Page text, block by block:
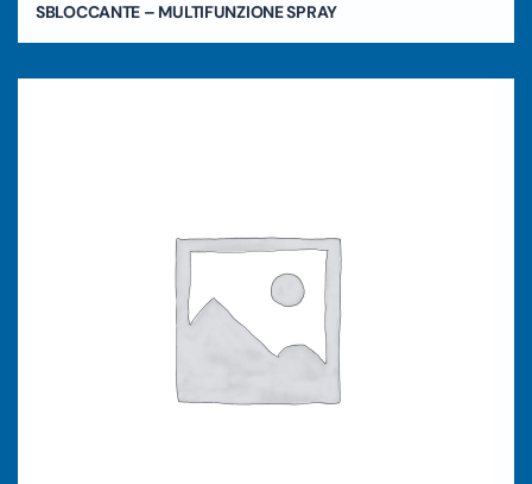
SBLOCCANTE – MULTIFUNZIONE SPRAY